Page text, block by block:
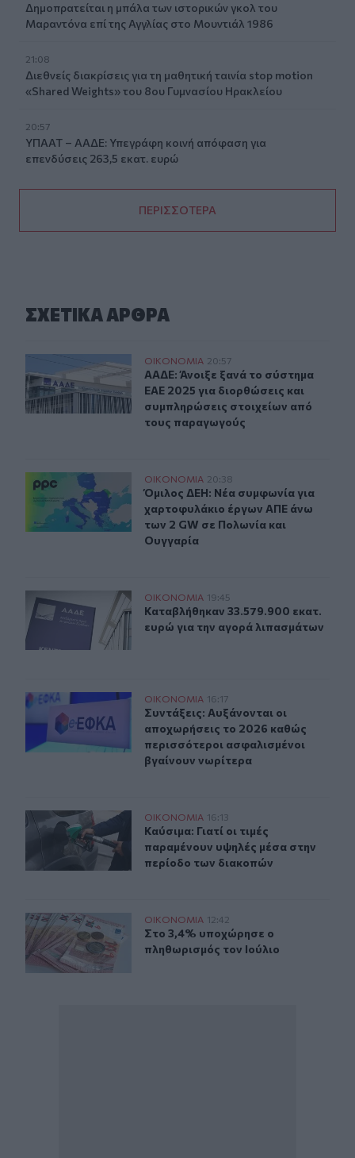
Δημοπρατείται η μπάλα των ιστορικών γκολ του
Μαραντόνα επί της Αγγλίας στο Μουντιάλ 1986
21:08
Διεθνείς διακρίσεις για τη μαθητική ταινία stop motion
«Shared Weights» του 8ου Γυμνασίου Ηρακλείου
20:57
ΥΠΑΑΤ – ΑΑΔΕ: Υπεγράφη κοινή απόφαση για
επενδύσεις 263,5 εκατ. ευρώ
ΠΕΡΙΣΣΟΤΕΡΑ
ΣΧΕΤΙΚA AΡΘΡΑ
ΑΑΔΕ: Άνοιξε ξανά το σύστημα ΕΑΕ 2025 για
ΟΙΚΟΝΟΜΙΑ 20:57
ΑΑΔΕ: Άνοιξε ξανά το σύστημα ΕΑΕ
ΑΑΔΕ: Άνοιξε ξανά το σύστημα
ΕΑΕ 2025 για διορθώσεις και
συμπληρώσεις στοιχείων από
τους παραγωγούς
Όμιλος ΔΕΗ: Νέα συμφωνία για χαρτοφυλάκιο έργων
ΟΙΚΟΝΟΜΙΑ 20:38
Όμιλος ΔΕΗ: Νέα συμφωνία για
Όμιλος ΔΕΗ: Νέα συμφωνία για
χαρτοφυλάκιο έργων ΑΠΕ άνω
των 2 GW σε Πολωνία και
Ουγγαρία
Καταβλήθηκαν 33.579.900 εκατ. ευρώ για την αγορά
ΟΙΚΟΝΟΜΙΑ 19:45
Καταβλήθηκαν 33.579.900 εκατ.
Καταβλήθηκαν 33.579.900 εκατ.
ευρώ για την αγορά λιπασμάτων
Συντάξεις: Αυξάνονται οι αποχωρήσεις το 2026 καθώς
ΟΙΚΟΝΟΜΙΑ 16:17
Συντάξεις: Αυξάνονται οι
Συντάξεις: Αυξάνονται οι
αποχωρήσεις το 2026 καθώς
περισσότεροι ασφαλισμένοι
βγαίνουν νωρίτερα
Καύσιμα: Γιατί οι τιμές παραμένουν υψηλές μέσα στην
ΟΙΚΟΝΟΜΙΑ 16:13
Καύσιμα: Γιατί οι τιμές
Καύσιμα: Γιατί οι τιμές
παραμένουν υψηλές μέσα στην
περίοδο των διακοπών
Στο 3,4% υποχώρησε ο πληθωρισμός τον Ιούλιο
ΟΙΚΟΝΟΜΙΑ 12:42
Στο 3,4% υποχώρησε ο
Στο 3,4% υποχώρησε ο
πληθωρισμός τον Ιούλιο